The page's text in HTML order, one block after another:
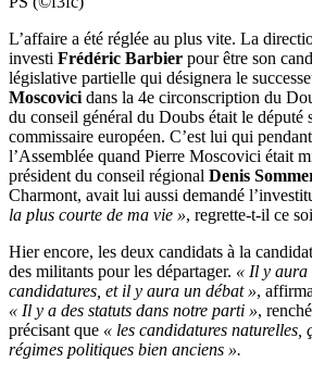
L’affaire a été réglée au plus vite. La
investi Frédéric Barbier pour être son
législative partielle qui désignera le
Moscovici dans la 4e circonscription du
du conseil général du Doubs était le député
commissaire européen. C’est lui qui
l’Assemblée quand Pierre Moscovici était
président du conseil régional Denis
Charmont, avait lui aussi demandé
la plus courte de ma vie », regrette-t-il ce
Hier encore, les deux candidats à la
des militants pour les départager. « Il y aura
candidatures, et il y aura un débat »,
« Il y a des statuts dans notre parti »,
précisant que « les candidatures naturelles,
régimes politiques bien anciens ».